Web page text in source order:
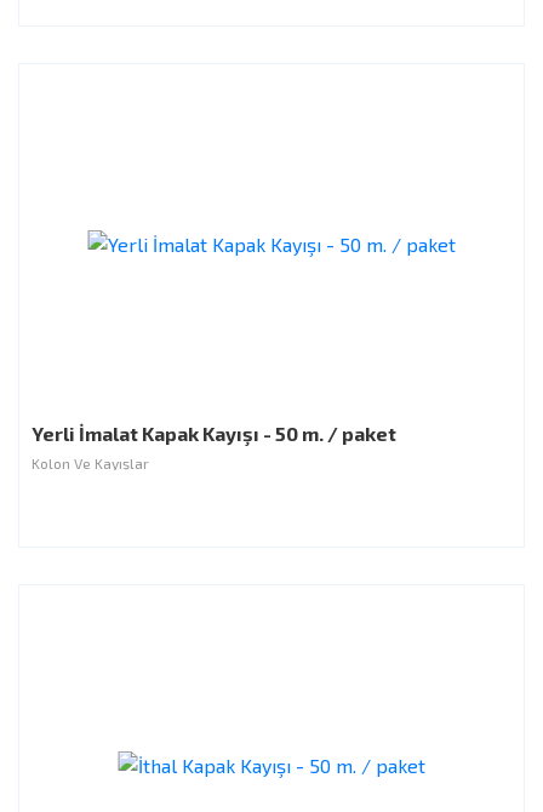
Yerli İmalat Kapak Kayışı - 50 m. / paket
Kolon Ve Kayışlar